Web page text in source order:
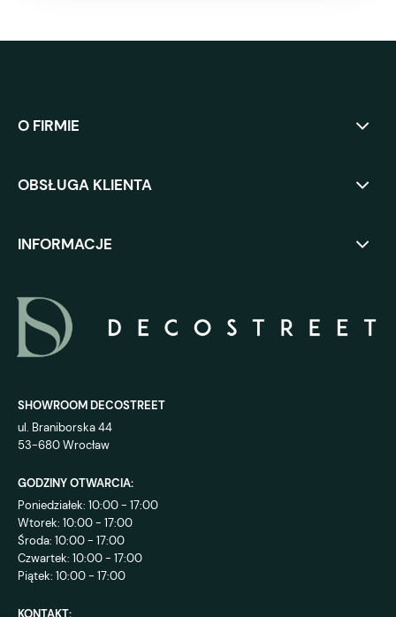
O FIRMIE
OBSŁUGA KLIENTA
INFORMACJE
SHOWROOM DECOSTREET
ul. Braniborska 44
53-680 Wrocław
GODZINY OTWARCIA:
Poniedziałek: 10:00 - 17:00
Wtorek: 10:00 - 17:00
Środa: 10:00 - 17:00
Czwartek: 10:00 - 17:00
Piątek: 10:00 - 17:00
KONTAKT: